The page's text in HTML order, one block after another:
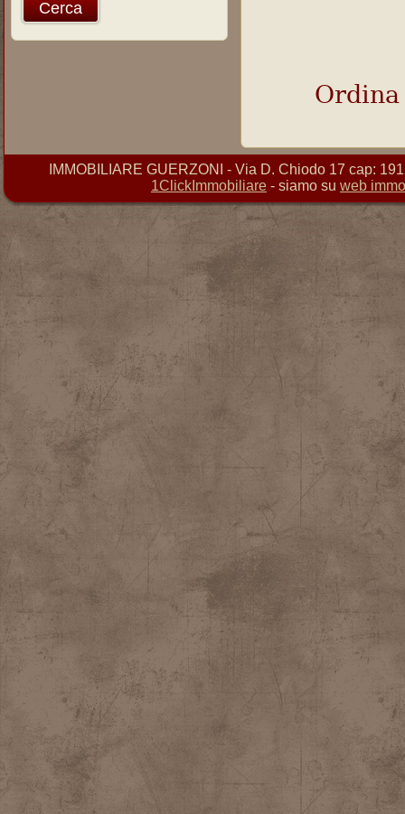
IMMOBILIARE GUERZONI - Via D. Chiodo 17 cap:
1ClickImmobiliare - siamo su web